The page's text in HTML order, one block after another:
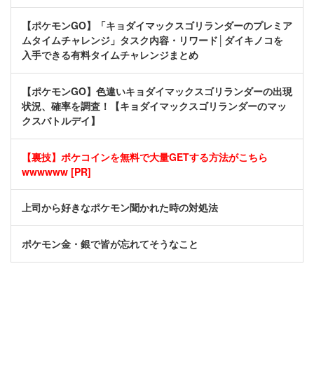
【ポケモンGO】「キョダイマックスゴリランダーのプレミア
ムタイムチャレンジ」タスク内容・リワード│ダイキノコを
入手できる有料タイムチャレンジまとめ
【ポケモンGO】色違いキョダイマックスゴリランダーの出現
状況、確率を調査！【キョダイマックスゴリランダーのマッ
クスバトルデイ】
【裏技】ポケコインを無料で大量GETする方法がこちら
wwwwww [PR]
上司から好きなポケモン聞かれた時の対処法
ポケモン金・銀で皆が忘れてそうなこと